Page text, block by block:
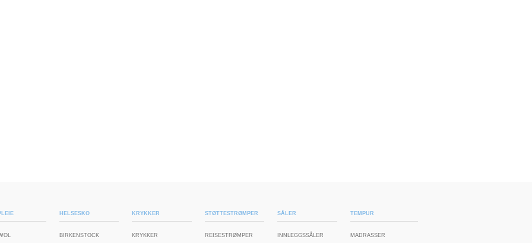
HELSESKO
BIRKENSTOCK
KRYKKER
KRYKKER
STØTTESTRØMPER
REISESTRØMPER
SÅLER
INNLEGGSSÅLER
TEMPUR
MADRASSER